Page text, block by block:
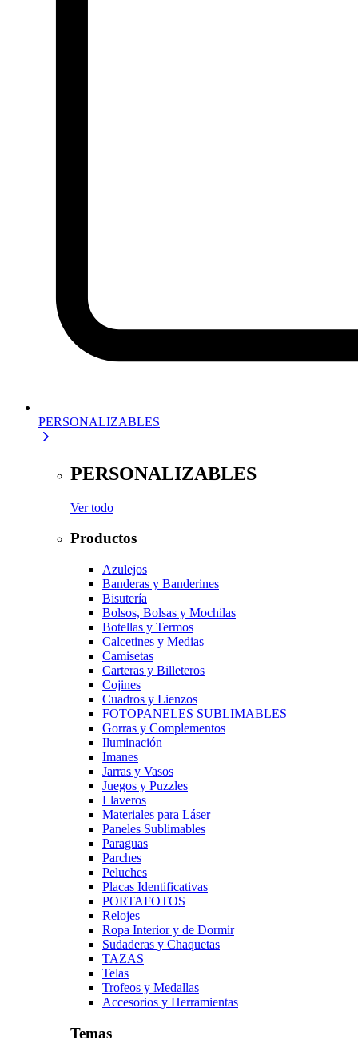
PERSONALIZABLES
PERSONALIZABLES
Ver todo
Productos
Azulejos
Banderas y Banderines
Bisutería
Bolsos, Bolsas y Mochilas
Botellas y Termos
Calcetines y Medias
Camisetas
Carteras y Billeteros
Cojines
Cuadros y Lienzos
FOTOPANELES SUBLIMABLES
Gorras y Complementos
Iluminación
Imanes
Jarras y Vasos
Juegos y Puzzles
Llaveros
Materiales para Láser
Paneles Sublimables
Paraguas
Parches
Peluches
Placas Identificativas
PORTAFOTOS
Relojes
Ropa Interior y de Dormir
Sudaderas y Chaquetas
TAZAS
Telas
Trofeos y Medallas
Accesorios y Herramientas
Temas